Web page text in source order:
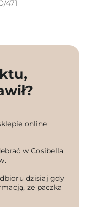
471
online
w Cosibella
dzisiaj gdy
że paczka